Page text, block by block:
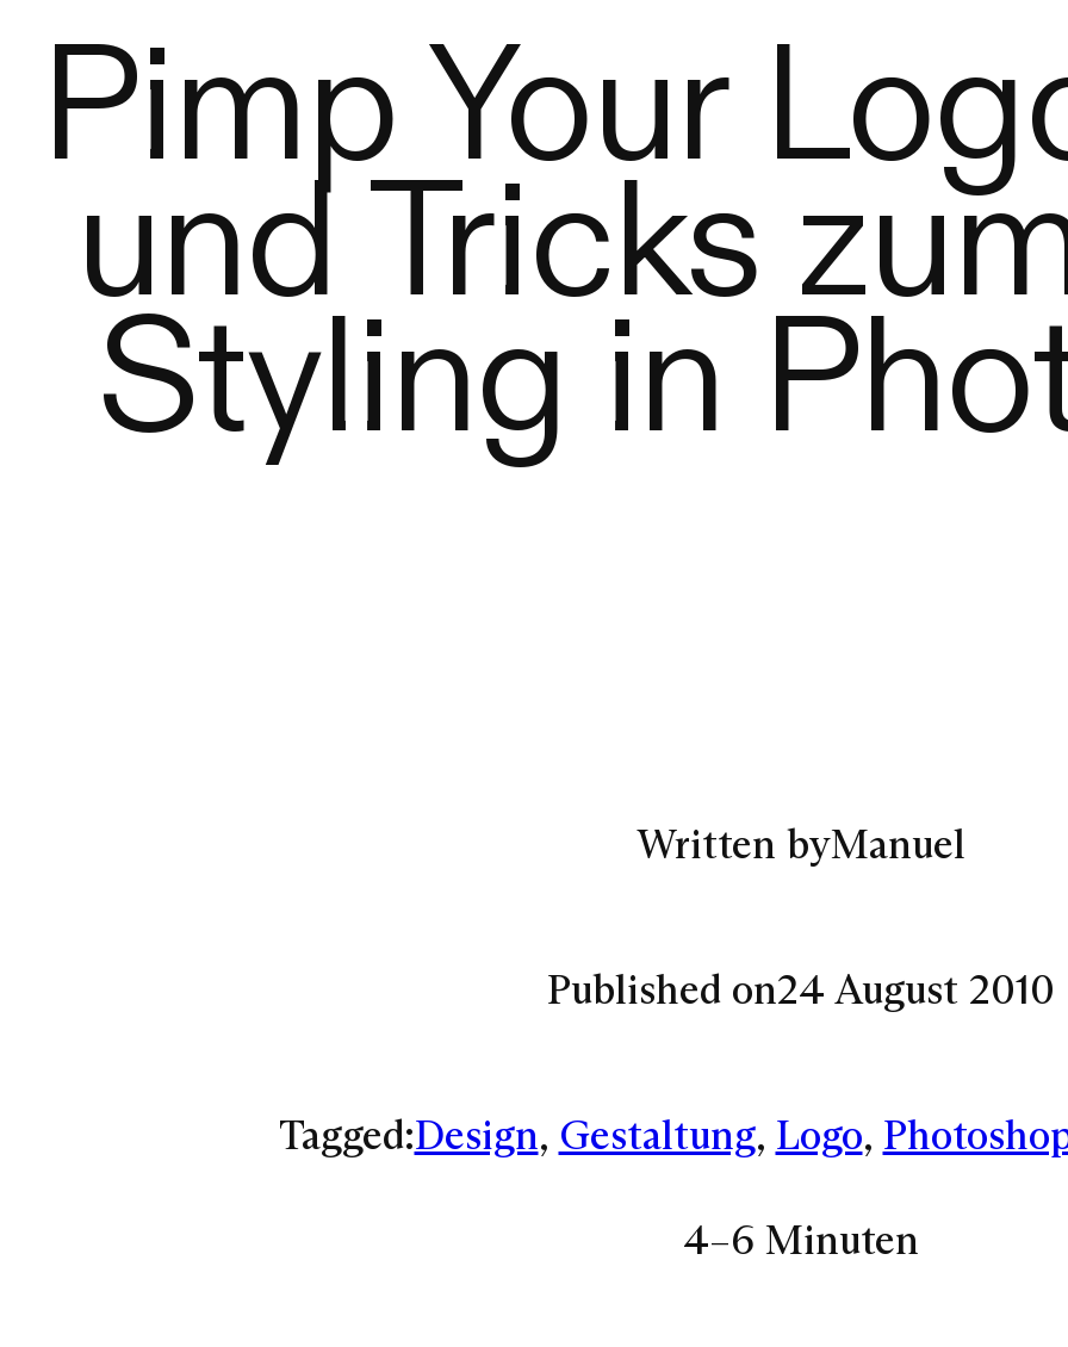
Pimp Your
und Tricks
Styling in
Written byManuel
Published on24 August 2010
Tagged:Design, Gestaltung, Logo,
4–6 Minuten